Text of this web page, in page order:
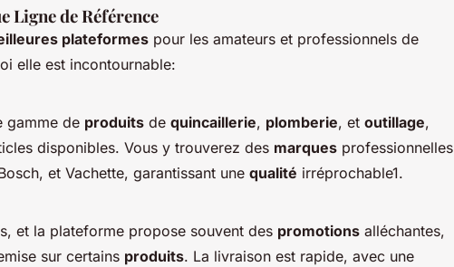
Ligne de Référence
plateformes pour les amateurs et professionnels de
elle est incontournable:
gamme de produits de quincaillerie, plomberie, et outillage,
disponibles. Vous y trouverez des marques professionnelles
et Vachette, garantissant une qualité irréprochable1.
et la plateforme propose souvent des promotions alléchantes,
sur certains produits. La livraison est rapide, avec une